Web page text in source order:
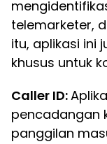
telemarketer,
itu, aplikasi ini
khusus untuk
Caller ID:
pencadangan
panggilan